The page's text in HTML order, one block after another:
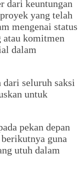
dari keuntungan
yang telah
mengenai status
atau komitmen
dalam
dari seluruh saksi
untuk
pekan depan
guna
utuh dalam